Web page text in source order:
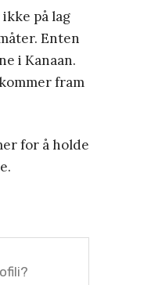
på lag
Enten
i Kanaan.
fram
for å holde